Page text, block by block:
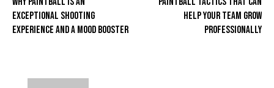
exceptional shooting
experience and a mood booster
help your team grow
professionally